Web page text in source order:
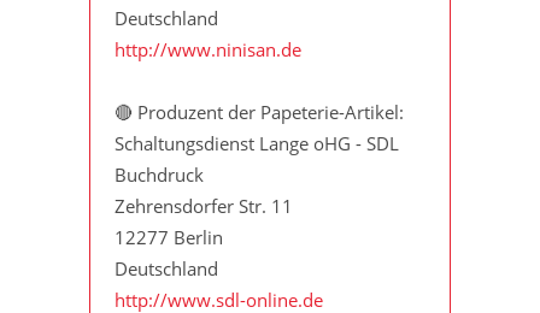
Deutschland
http://www.ninisan.de
🔴 Produzent der Papeterie-Artikel:
Schaltungsdienst Lange oHG - SDL
Buchdruck
Zehrensdorfer Str. 11
12277 Berlin
Deutschland
http://www.sdl-online.de